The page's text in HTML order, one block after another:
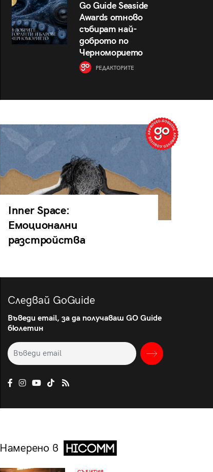
Go Guide Seaside
Awards отново
събират най-
доброто по
Черноморието
РЕДАКТОРИТЕ
Inner Space:
Емоционални
разстройства
Следвай GoGuide
Въведи email, за да получаваш GO Guide
бюлетин
Намерено в